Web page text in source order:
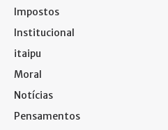
Impostos
Institucional
itaipu
Moral
Notícias
Pensamentos